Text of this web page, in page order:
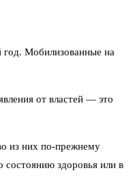
год. Мобилизованные на
от властей — это
из них по-прежнему
состоянию здоровья или в